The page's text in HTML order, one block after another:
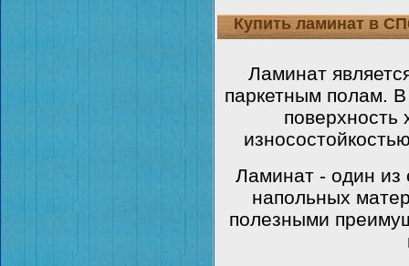
Купить ламинат в
Ламинат
паркетным полам.
поверхность
Ламинат - один
напольных
полезными